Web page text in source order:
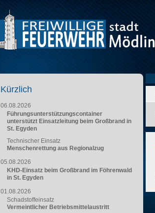
Kürzlich
06.08.2026
Führungsunterstützungscontainer
unterstützt Einsatzleitung beim Großbrand in
St. Egyden
Technischer Einsatz
Menschenrettung aus Regionalzug
05.08.2026
KHD-Einsatz beim Großbrand im Föhrenwald
in St. Egyden
01.08.2026
Schadstoffeinsatz
Vermeintlicher Betriebsmittelaustritt